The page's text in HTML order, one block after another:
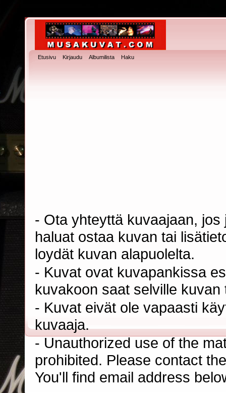
Etusivu Kirjaudu Albumilista Haku
- Ota yhteyttä kuvaajaan,
haluat ostaa kuvan tai
loydät kuvan alapuolelta.
- Kuvat ovat kuvapankissa
kuvakoon saat selville
- Kuvat eivät ole vapaasti
kuvaaja.
- Unauthorized use of the
prohibited. Please contact
You'll find email address